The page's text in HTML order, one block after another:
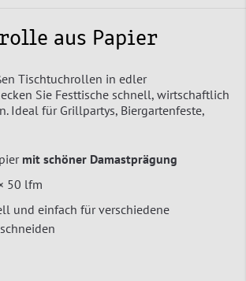
aus Papier
Tischtuchrollen in edler
Sie Festtische schnell, wirtschaftlich
Ideal für Grillpartys, Biergartenfeste,
mit schöner Damastprägung
50 lfm
und einfach für verschiedene